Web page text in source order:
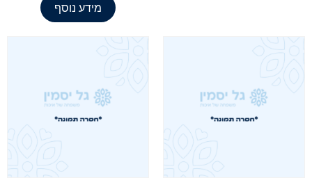
מידע נוסף